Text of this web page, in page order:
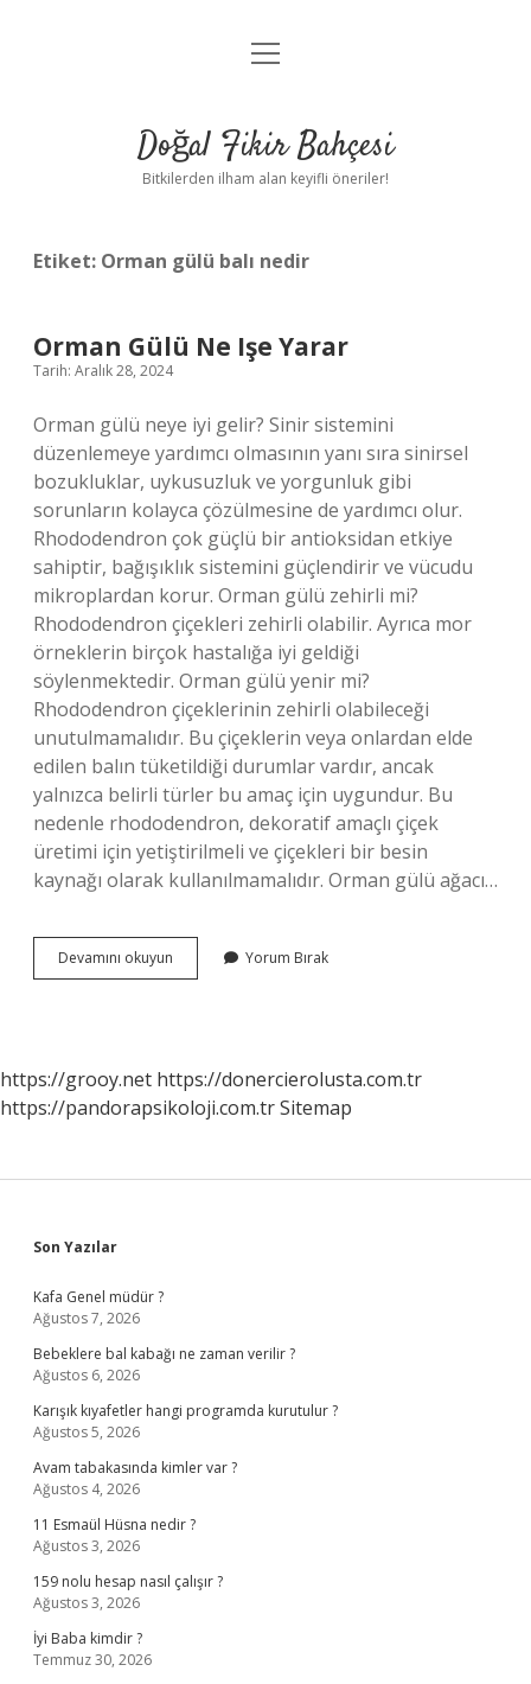
Anasayfa
Yasal Uyarı
menüyü
Doğal Fikir Bahçesi
Bitkilerden ilham alan keyifli öneriler!
Etiket: Orman gülü balı nedir
Orman Gülü Ne Işe Yarar
Tarih: Aralık 28, 2024
Orman gülü neye iyi gelir? Sinir sistemini
düzenlemeye yardımcı olmasının yanı sıra sinirsel
bozukluklar, uykusuzluk ve yorgunluk gibi
sorunların kolayca çözülmesine de yardımcı olur.
Rhododendron çok güçlü bir antioksidan etkiye
sahiptir, bağışıklık sistemini güçlendirir ve vücudu
mikroplardan korur. Orman gülü zehirli mi?
Rhododendron çiçekleri zehirli olabilir. Ayrıca mor
örneklerin birçok hastalığa iyi geldiği
söylenmektedir. Orman gülü yenir mi?
Rhododendron çiçeklerinin zehirli olabileceği
unutulmamalıdır. Bu çiçeklerin veya onlardan elde
edilen balın tüketildiği durumlar vardır, ancak
yalnızca belirli türler bu amaç için uygundur. Bu
nedenle rhododendron, dekoratif amaçlı çiçek
üretimi için yetiştirilmeli ve çiçekleri bir besin
kaynağı olarak kullanılmamalıdır. Orman gülü ağacı…
Devamını okuyun
Gülü
Yorum Bırak
https://grooy.net https://donercierolusta.com.tr
https://pandorapsikoloji.com.trSitemap
Sidebar
Son Yazılar
Kafa Genel müdür ?
Ağustos 7, 2026
Bebeklere bal kabağı ne zaman verilir ?
Ağustos 6, 2026
Karışık kıyafetler hangi programda kurutulur ?
Ağustos 5, 2026
Avam tabakasında kimler var ?
Ağustos 4, 2026
11 Esmaül Hüsna nedir ?
Ağustos 3, 2026
159 nolu hesap nasıl çalışır ?
Ağustos 3, 2026
İyi Baba kimdir ?
Temmuz 30, 2026